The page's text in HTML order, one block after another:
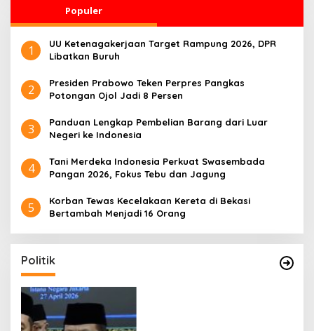
Populer
1
UU Ketenagakerjaan Target Rampung 2026, DPR
Libatkan Buruh
2
Presiden Prabowo Teken Perpres Pangkas
Potongan Ojol Jadi 8 Persen
3
Panduan Lengkap Pembelian Barang dari Luar
Negeri ke Indonesia
4
Tani Merdeka Indonesia Perkuat Swasembada
Pangan 2026, Fokus Tebu dan Jagung
5
Korban Tewas Kecelakaan Kereta di Bekasi
Bertambah Menjadi 16 Orang
Politik